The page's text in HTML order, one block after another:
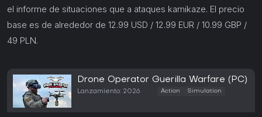
el informe de situaciones que a ataques kamikaze. El precio
base es de alrededor de 12.99 USD / 12.99 EUR / 10.99 GBP /
49 PLN.
Drone Operator Guerilla Warfare (PC)
Lanzamiento: 2026 Action Simulation